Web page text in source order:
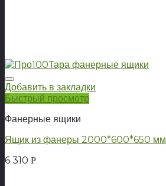
Добавить в закладки
Быстрый просмотр
Фанерные ящики
Ящик из фанеры 2000*600*650 мм
6 310 Р